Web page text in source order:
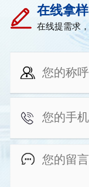
在线拿样
在线提需求